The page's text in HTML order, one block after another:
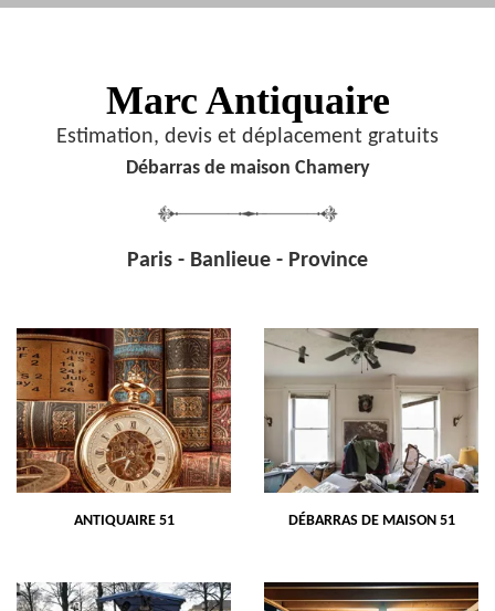
Marc Antiquaire
Estimation, devis et déplacement gratuits
Débarras de maison Chamery
Paris - Banlieue - Province
ANTIQUAIRE 51 DÉBARRAS DE MAISON 51